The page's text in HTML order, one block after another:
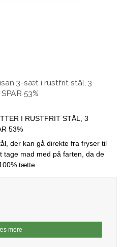
3-sæt i rustfrit stål, 3
53%
I RUSTFRIT STÅL, 3
53%
der kan gå direkte fra fryser til
tage mad med på farten, da de
tætte
mere